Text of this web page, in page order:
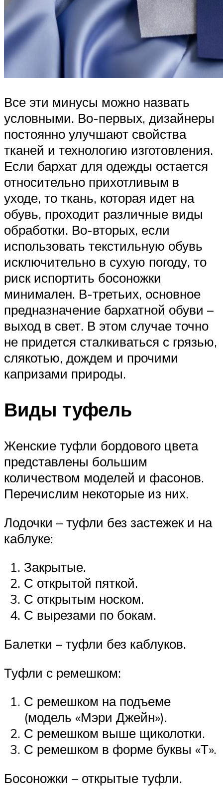
Все эти минусы можно назвать
условными. Во-первых, дизайнеры
постоянно улучшают свойства
тканей и технологию изготовления.
Если бархат для одежды остается
относительно прихотливым в
уходе, то ткань, которая идет на
обувь, проходит различные виды
обработки. Во-вторых, если
использовать текстильную обувь
исключительно в сухую погоду, то
риск испортить босоножки
минимален. В-третьих, основное
предназначение бархатной обуви –
выход в свет. В этом случае точно
не придется сталкиваться с грязью,
слякотью, дождем и прочими
капризами природы.
Виды туфель
Женские туфли бордового цвета
представлены большим
количеством моделей и фасонов.
Перечислим некоторые из них.
Лодочки – туфли без застежек и на
каблуке:
Закрытые.
С открытой пяткой.
С открытым носком.
С вырезами по бокам.
Балетки – туфли без каблуков.
Туфли с ремешком:
С ремешком на подъеме
(модель «Мэри Джейн»).
С ремешком выше щиколотки.
С ремешком в форме буквы «Т».
Босоножки – открытые туфли.